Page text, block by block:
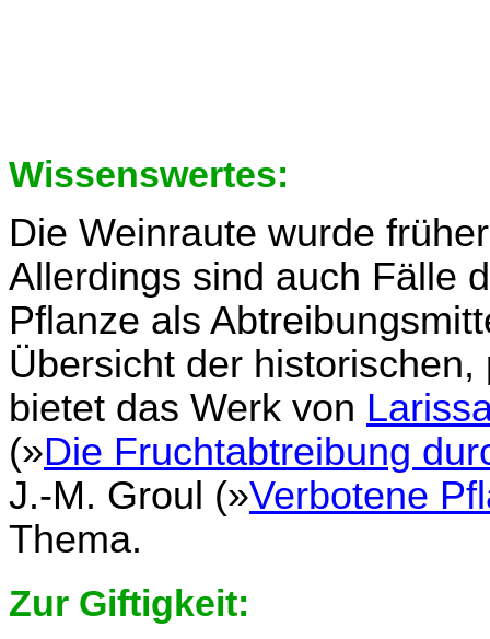
Wissenswertes:
Die Weinraute wurde
Allerdings sind auch Fälle
Pflanze als
Übersicht der
bietet das Werk von
(»Die Fruchtabtreibung
J.-M. Groul (»Verbotene
Thema.
Zur Giftigkeit: